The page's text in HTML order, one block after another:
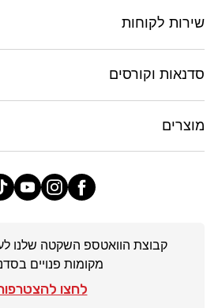
פייסבוקאינסטגרם
יוטיוב
קבוצת הוואטספ השקטה שלנו
מקומות פנויים
לחצו
שירות לקוחות
סדנאות וקורסים
מוצרים